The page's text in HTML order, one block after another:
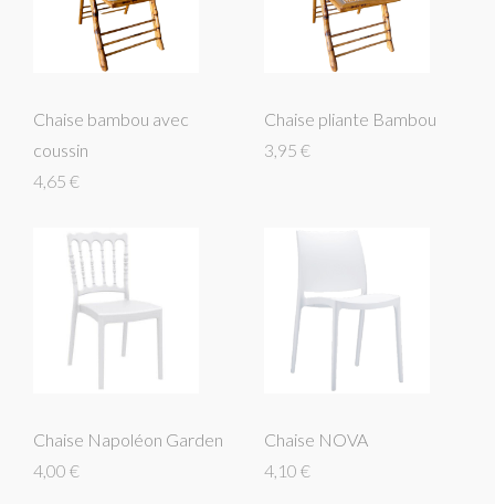
Chaise bambou avec
coussin
4,65 €
Chaise pliante Bambou
3,95 €
Chaise Napoléon Garden
4,00 €
Chaise NOVA
4,10 €